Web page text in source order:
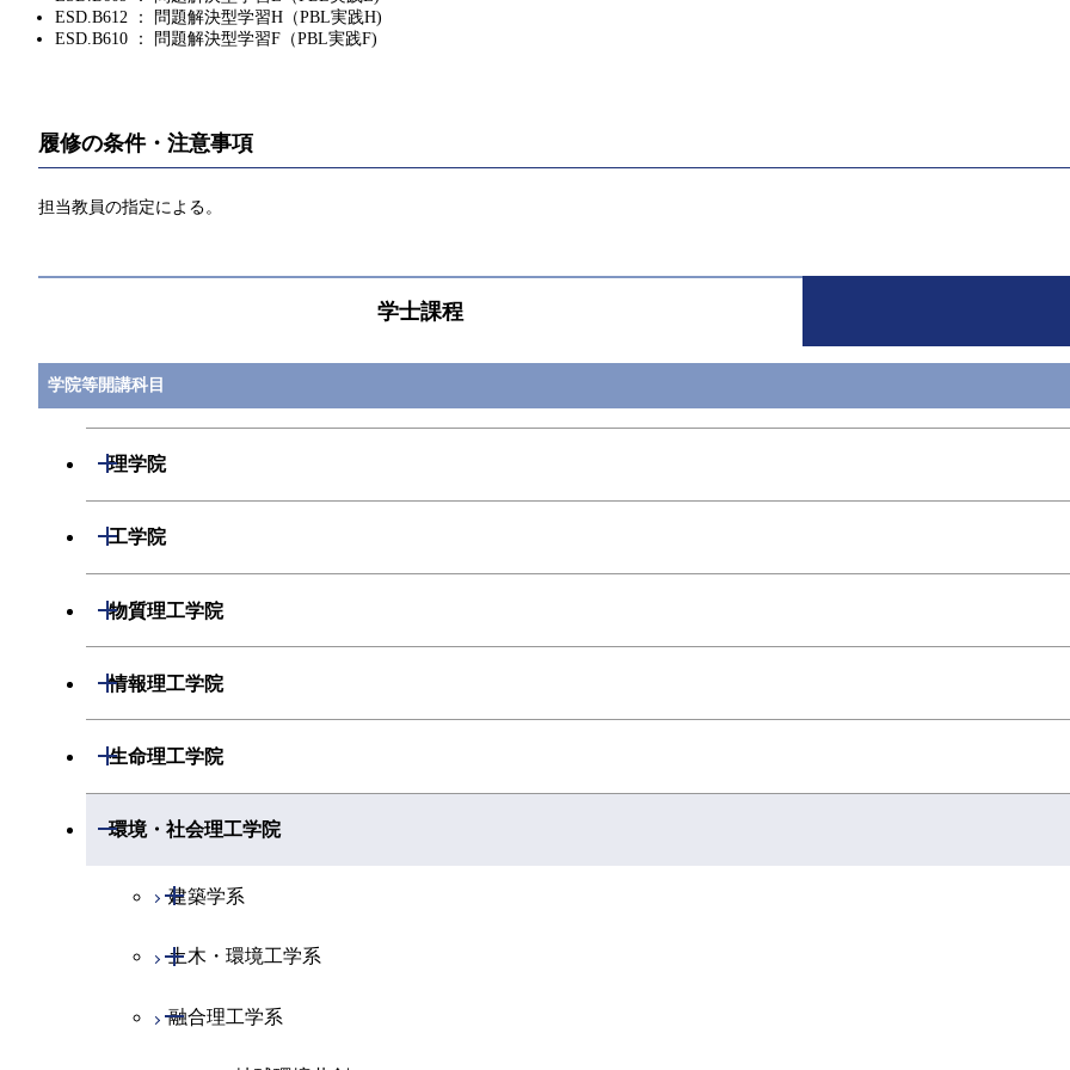
ESD.B612 ： 問題解決型学習H（PBL実践H)
ESD.B610 ： 問題解決型学習F（PBL実践F)
履修の条件・注意事項
担当教員の指定による。
学士課程
学院等開講科目
理学院
開閉
物理学コース
化学系
開閉
エネルギー・情報コース
物質・情報卓越コース
地球生命コース
専門科目
工学院
開閉
機械系
開閉
エネルギーコース
エンジニアリングデザインコース
ライフエンジニアリングコース
原子核工学コース
人間医療科学技術コース
システム制御コース
人間医療科学技術コース
電気電子系
開閉
エネルギーコース
エネルギー・情報コース
ライフエンジニアリングコース
原子核工学コース
情報通信コース
エンジニアリングデザインコース
ライフエンジニアリングコース
人間医療科学技術コース
経営工学系
開閉
経営工学コース
エンジニアリングデザインコース
専門科目
物質理工学院
開閉
材料系
開閉
エネルギーコース
応用化学コース
専門科目
情報理工学院
開閉
数理・計算科学系
開閉
生命理工学院
開閉
生命理工学系
開閉
生命理工学コース
ライフエンジニアリングコース
地球生命コース
人間医療科学技術コース
専門科目
環境・社会理工学院
開閉
建築学系
開閉
建築学コース
エンジニアリングデザインコース
土木・環境工学系
開閉
土木工学コース
融合理工学系
開閉